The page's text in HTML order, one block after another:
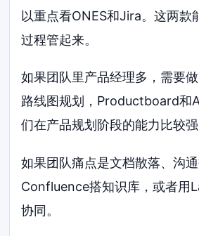
以重点看ONES和Jira。这两款
过程管起来。
如果团队里产品经理多，需要
路线图规划，Productboard和
们在产品规划阶段的能力比较强
如果团队痛点是文档散落、沟
Confluence搭知识库，或者用
协同。